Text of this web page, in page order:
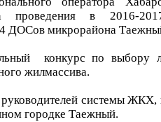
проведения в 2016-
ДОСов микрорайона
конкурс по выбору
жилмассива.
руководителей системы ЖКХ,
городке Таежный.